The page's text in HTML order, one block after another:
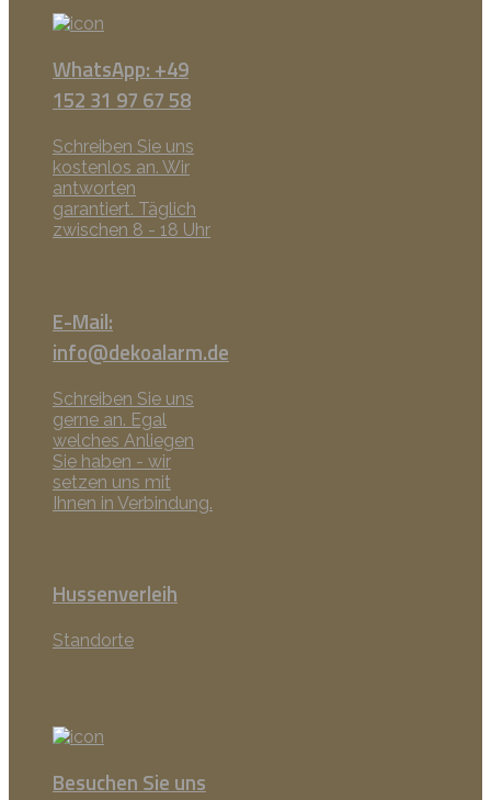
WhatsApp: +49
152 31 97 67 58
Schreiben Sie uns
kostenlos an. Wir
antworten
garantiert. Täglich
zwischen 8 - 18 Uhr
E-Mail:
info@dekoalarm.de
Schreiben Sie uns
gerne an. Egal
welches Anliegen
Sie haben - wir
setzen uns mit
Ihnen in Verbindung.
Hussenverleih
Standorte
Besuchen Sie uns